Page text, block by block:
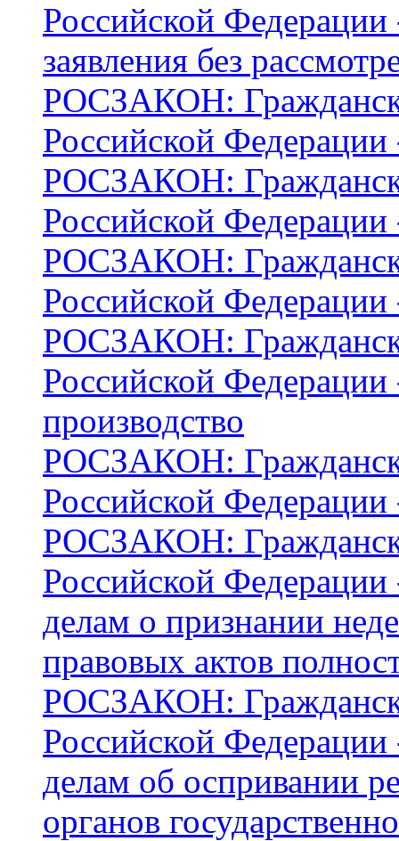
Российской Федерации
заявления без
РОСЗАКОН:
Российской
РОСЗАКОН:
Российской Федерации
РОСЗАКОН:
Российской
РОСЗАКОН:
Российской Федерации
производство
РОСЗАКОН:
Российской
РОСЗАКОН:
Российской Федерации
делам о признании
правовых актов
РОСЗАКОН:
Российской Федерации
делам об оспривании
органов